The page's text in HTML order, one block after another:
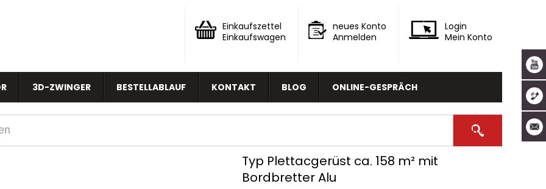
Einkaufszettel
Einkaufswagen
neues Konto
Anmelden
Login
Mein Konto
3D-ZWINGER BESTELLABLAUF KONTAKT BLOG ONLINE-GESPRÄCH
Typ Plettacgerüst ca. 158 m² mit
Bordbretter Alu